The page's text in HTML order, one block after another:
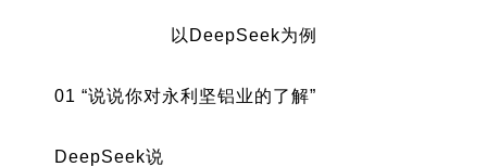
以DeepSeek为例
01 “说说你对永利坚铝业的了解”
DeepSeek说